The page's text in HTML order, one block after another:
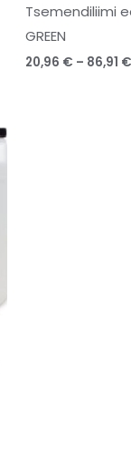
Tsemendiliimi
GREEN
20,96 € – 86,91 €